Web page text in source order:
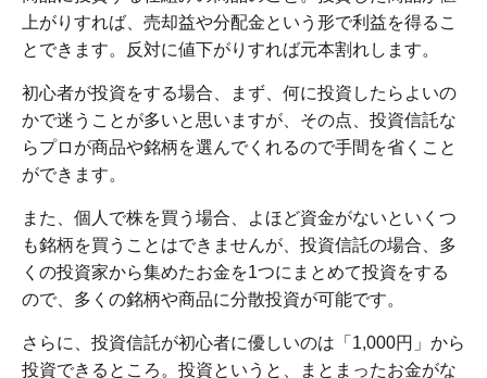
上がりすれば、売却益や分配金という形で利益を得るこ
とできます。反対に値下がりすれば元本割れします。
初心者が投資をする場合、まず、何に投資したらよいの
かで迷うことが多いと思いますが、その点、投資信託な
らプロが商品や銘柄を選んでくれるので手間を省くこと
ができます。
また、個人で株を買う場合、よほど資金がないといくつ
も銘柄を買うことはできませんが、投資信託の場合、多
くの投資家から集めたお金を1つにまとめて投資をする
ので、多くの銘柄や商品に分散投資が可能です。
さらに、投資信託が初心者に優しいのは「1,000円」から
投資できるところ。投資というと、まとまったお金がな